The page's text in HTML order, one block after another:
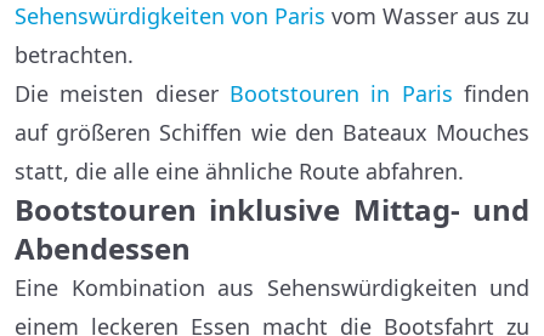
Sehenswürdigkeiten von Paris vom Wasser aus zu
betrachten.
Die meisten dieser Bootstouren in Paris finden
auf größeren Schiffen wie den Bateaux Mouches
statt, die alle eine ähnliche Route abfahren.
Bootstouren inklusive Mittag- und
Abendessen
Eine Kombination aus Sehenswürdigkeiten und
einem leckeren Essen macht die Bootsfahrt zu